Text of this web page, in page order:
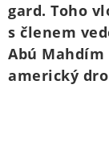
gard. Toho
s členem
Abú
americký